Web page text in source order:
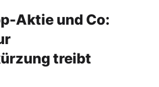
Aktie und Co:
treibt